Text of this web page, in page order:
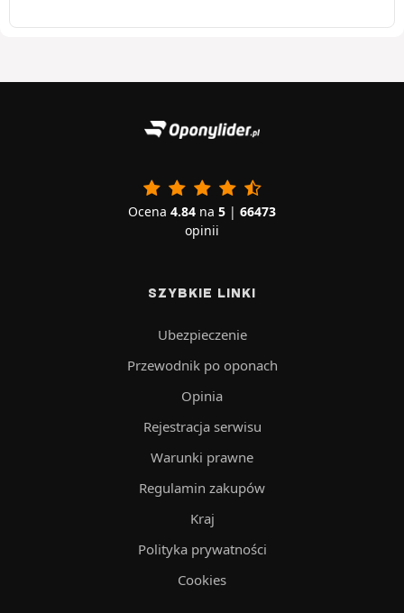
Ocena 4.84 na 5 | 66473
opinii
SZYBKIE LINKI
Ubezpieczenie
Przewodnik po oponach
Opinia
Rejestracja serwisu
Warunki prawne
Regulamin zakupów
Kraj
Polityka prywatności
Cookies